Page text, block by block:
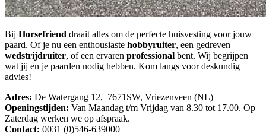
Bij Horsefriend draait alles om de perfecte huisvesting voor jouw
paard. Of je nu een enthousiaste hobbyruiter, een gedreven
wedstrijdruiter, of een ervaren professional bent. Wij begrijpen
wat jij en je paarden nodig hebben. Kom langs voor deskundig
advies!
Adres: De Watergang 12, 7671SW, Vriezenveen (NL)
Openingstijden: Van Maandag t/m Vrijdag van 8.30 tot 17.00. Op
Zaterdag werken we op afspraak.
Contact: 0031 (0)546-639000